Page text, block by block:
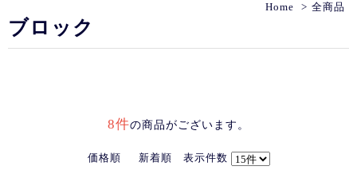
Home 全商品
ブロック
8件の商品がございます。
価格順 新着順 表示件数